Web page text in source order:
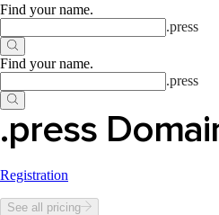
Find your name.
.press
Find your name.
.press
.press
Registration
See all pricing